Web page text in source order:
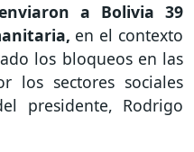
a Bolivia 39
en el contexto
los bloqueos en las
los sectores sociales
presidente, Rodrigo